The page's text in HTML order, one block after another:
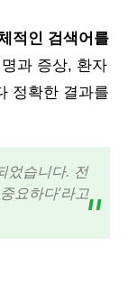
적인 검색어를
과 증상, 환자
정확한 결과를
었습니다. 전
요하다’라고